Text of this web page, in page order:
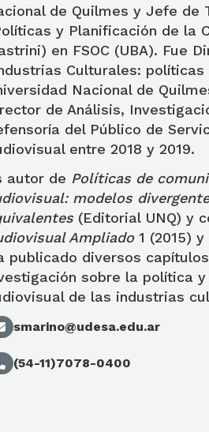
de Quilmes y Jefe de
y Planificación de la
en FSOC (UBA). Fue
Culturales: políticas
Nacional de
de Análisis,
del Público de
entre 2018 y 2019.
autor de Políticas de
modelos
(Editorial UNQ) y
Ampliado 1 (2015)
publicado diversos
sobre la política
de las industrias
smarino@udesa.edu.ar
(54-11)7078-0400